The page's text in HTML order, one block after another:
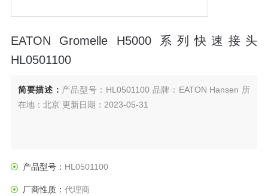
EATON Gromelle H5000 系列快速接头
HL0501100
简要描述： 产品型号：HL0501100 品牌：EATON Hansen 所
在地：北京 更新日期：2023-05-31
产品型号： HL0501100
厂商性质： 代理商